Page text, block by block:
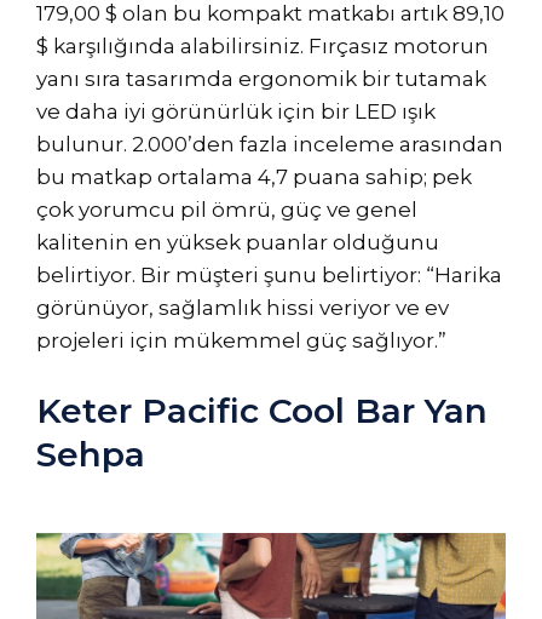
179,00 $ olan bu kompakt matkabı artık 89,10
$ karşılığında alabilirsiniz. Fırçasız motorun
yanı sıra tasarımda ergonomik bir tutamak
ve daha iyi görünürlük için bir LED ışık
bulunur. 2.000’den fazla inceleme arasından
bu matkap ortalama 4,7 puana sahip; pek
çok yorumcu pil ömrü, güç ve genel
kalitenin en yüksek puanlar olduğunu
belirtiyor. Bir müşteri şunu belirtiyor: “Harika
görünüyor, sağlamlık hissi veriyor ve ev
projeleri için mükemmel güç sağlıyor.”
Keter Pacific Cool Bar Yan
Sehpa